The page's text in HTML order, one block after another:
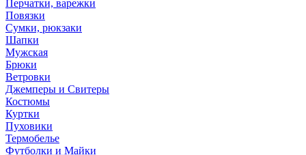
Перчатки, варежки
Повязки
Сумки, рюкзаки
Шапки
Мужская
Брюки
Ветровки
Джемперы и Свитеры
Костюмы
Куртки
Пуховики
Термобелье
Футболки и Майки